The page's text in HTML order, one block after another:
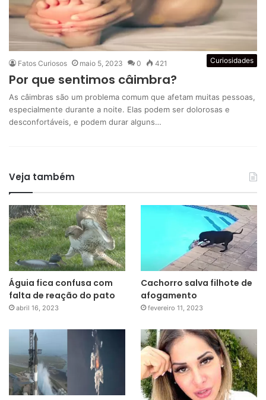
Curiosidades
Fatos Curiosos maio 5, 2023 0 421
Por que sentimos câimbra?
As câimbras são um problema comum que afetam muitas pessoas,
especialmente durante a noite. Elas podem ser dolorosas e
desconfortáveis, e podem durar alguns…
Veja também
Águia fica confusa com
falta de reação do pato
abril 16, 2023
Cachorro salva filhote de
afogamento
fevereiro 11, 2023